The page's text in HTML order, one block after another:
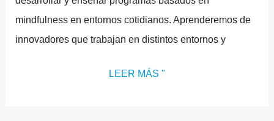
mindfulness en entornos cotidianos. Aprenderemos de
innovadores que trabajan en distintos entornos y
LEER MÁS "